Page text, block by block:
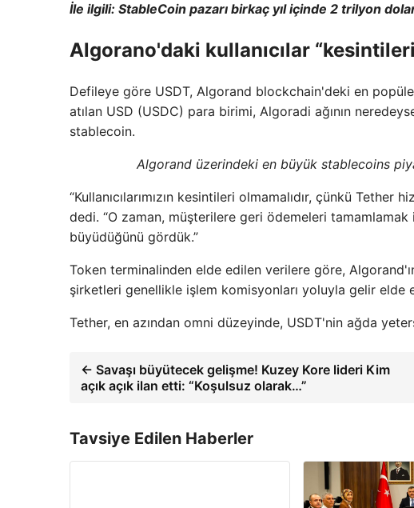
İle ilgili: StableCoin pazarı birkaç yıl içinde 2 trilyon
Algorano'daki kullanıcılar
Defileye göre USDT, Algorand blockchain'deki en
atılan USD (USDC) para birimi, Algoradi ağının
stablecoin.
Algorand üzerindeki en büyük stablecoins
“Kullanıcılarımızın kesintileri olmamalıdır, çünkü
dedi. “O zaman, müşterilere geri ödemeleri
büyüdüğünü gördük.”
Token terminalinden elde edilen verilere göre,
şirketleri genellikle işlem komisyonları yoluyla gelir elde
Tether, en azından omni düzeyinde, USDT'nin ağda
← Savaşı büyütecek gelişme! Kuzey Kore lideri Kim
açık açık ilan etti: “Koşulsuz olarak…”
Tavsiye Edilen Haberler